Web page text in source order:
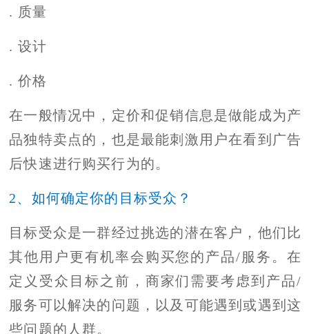
. 质量
. 设计
. 价格
在一般情况中，定价和促销信息是做能成为产
品独特卖点的，也是最能刺激用户在看到广告
后快速进行购买行为的。
2、如何确定你的目标受众？
目标受众是一群经过挑选的潜在客户，他们比
其他用户更有机率会购买您的产品/服务。在
定义受众目标之前，商家们需要考虑到产品/
服务可以解决的问题，以及可能遇到或遇到这
些问题的人群。